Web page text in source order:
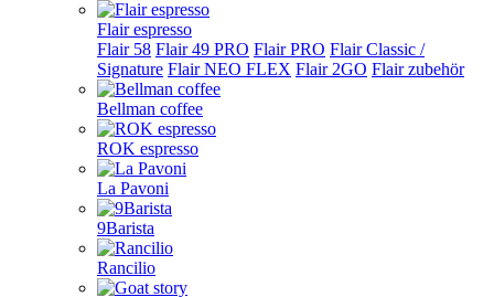
Flair espresso
Flair 58 Flair 49 PRO Flair PRO Flair Classic /
Signature Flair NEO FLEX Flair 2GO Flair zubehör
Bellman coffee
ROK espresso
La Pavoni
9Barista
Rancilio